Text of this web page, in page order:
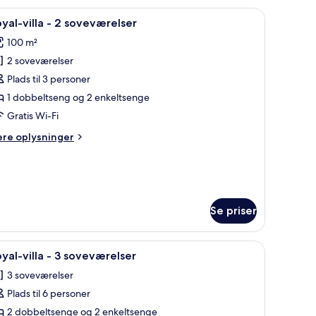
liggestole og et spiseområde. Et moderne udendørs poolområde med
20 villa - 2 soveværelser
100 m²
2 soveværelser
Plads til 3 personer
1 dobbeltseng og 2 enkeltsenge
Gratis Wi-Fi
oplysninger
Se priser
drikkevarer, omgivet af en hvid bygning og en palmetræ.
En moderne stue med en sofa, et træbord
1 villa - 3 soveværelser
3 soveværelser
Plads til 6 personer
2 dobbeltsenge og 2 enkeltsenge